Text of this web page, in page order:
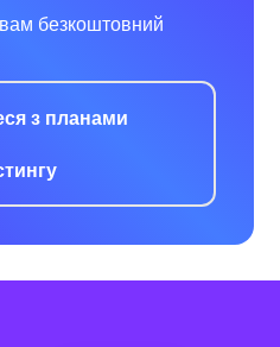
безкоштовний
з планами